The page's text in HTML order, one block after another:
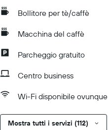
Bollitore per tè/caffè
Macchina del caffè
Parcheggio gratuito
Centro business
Wi-Fi disponibile ovunque
Mostra tutti i servizi (112)